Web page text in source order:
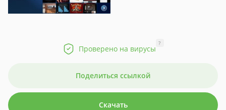
Проверено на вирусы
?
Поделиться ссылкой
Скачать